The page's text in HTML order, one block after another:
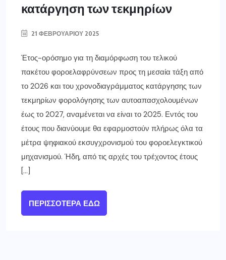
κατάργηση των τεκμηρίων
21 ΦΕΒΡΟΥΑΡΊΟΥ 2025
Έτος-ορόσημο για τη διαμόρφωση του τελικού
πακέτου φοροελαφρύνσεων προς τη μεσαία τάξη από
το 2026 και του χρονοδιαγράμματος κατάργησης των
τεκμηρίων φορολόγησης των αυτοαπασχολουμένων
έως το 2027, αναμένεται να είναι το 2025. Εντός του
έτους που διανύουμε θα εφαρμοστούν πλήρως όλα τα
μέτρα ψηφιακού εκσυγχρονισμού του φοροελεγκτικού
μηχανισμού. Ήδη, από τις αρχές του τρέχοντος έτους
[…]
ΠΕΡΙΣΣΌΤΕΡΑ ΕΔΏ